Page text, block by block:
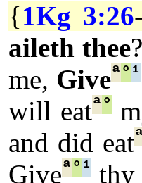
{1Kg 3:26-
aileth thee
me, Giveª° ¹
will eatª°
and did eatª
Giveª° ¹ thy